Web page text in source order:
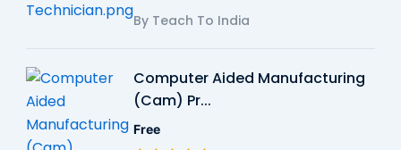
By Teach To India
Computer Aided Manufacturing
(Cam) Pr...
Free